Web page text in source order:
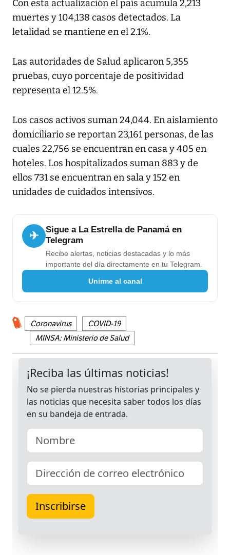
Con esta actualización el país acumula 2,213
muertes y 104,138 casos detectados. La
letalidad se mantiene en el 2.1%.
Las autoridades de Salud aplicaron 5,355
pruebas, cuyo porcentaje de positividad
representa el 12.5%.
Los casos activos suman 24,044. En aislamiento
domiciliario se reportan 23,161 personas, de las
cuales 22,756 se encuentran en casa y 405 en
hoteles. Los hospitalizados suman 883 y de
ellos 731 se encuentran en sala y 152 en
unidades de cuidados intensivos.
✈
Sigue a La Estrella de Panamá en
Telegram
Recibe alertas, noticias destacadas y lo más
importante del día directamente en tu Telegram.
Unirme al canal
Coronavirus
COVID-19
MINSA: Ministerio de Salud